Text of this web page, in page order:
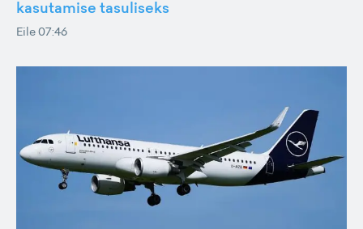
kasutamise tasuliseks
Eile 07:46